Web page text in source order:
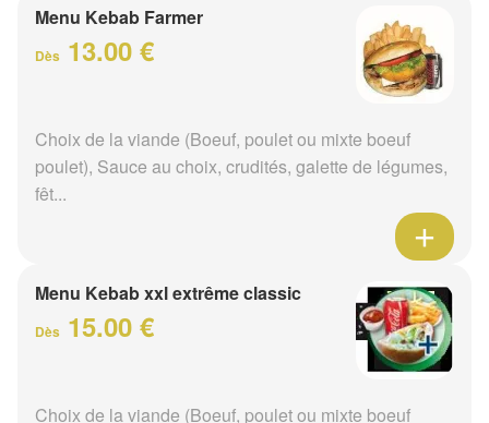
Menu Kebab Farmer
Dès 13.00 €
Choix de la viande (Boeuf, poulet ou mixte boeuf
poulet), Sauce au choix, crudités, galette de légumes,
fêt...
Menu Kebab xxl extrême classic
Dès 15.00 €
Choix de la viande (Boeuf, poulet ou mixte boeuf